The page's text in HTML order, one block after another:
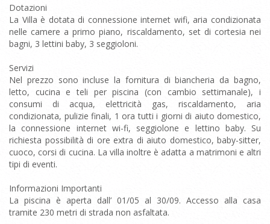
Dotazioni
La Villa è dotata di connessione internet wifi, aria condizionata
nelle camere a primo piano, riscaldamento, set di cortesia nei
bagni, 3 lettini baby, 3 seggioloni.
Servizi
Nel prezzo sono incluse la fornitura di biancheria da bagno,
letto, cucina e teli per piscina (con cambio settimanale), i
consumi di acqua, elettricità gas, riscaldamento, aria
condizionata, pulizie finali, 1 ora tutti i giorni di aiuto domestico,
la connessione internet wi-fi, seggiolone e lettino baby. Su
richiesta possibilità di ore extra di aiuto domestico, baby-sitter,
cuoco, corsi di cucina. La villa inoltre è adatta a matrimoni e altri
tipi di eventi.
Informazioni Importanti
La piscina è aperta dall’ 01/05 al 30/09. Accesso alla casa
tramite 230 metri di strada non asfaltata.